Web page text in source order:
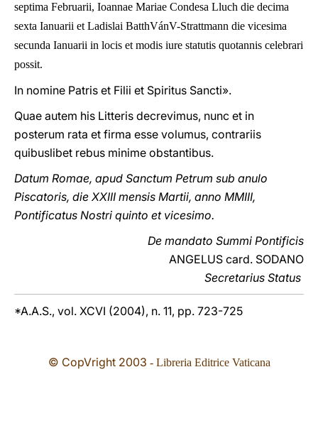
septima Februarii, Ioannae Mariae Condesa Lluch die decima
sexta Ianuarii et Ladislai BatthVánV-Strattmann die vicesima
secunda Ianuarii in locis et modis iure statutis quotannis celebrari
possit.
In nomine Patris et Filii et Spiritus Sancti».
Quae autem his Litteris decrevimus, nunc et in
posterum rata et firma esse volumus, contrariis
quibuslibet rebus minime obstantibus.
Datum Romae, apud Sanctum Petrum sub anulo
Piscatoris, die XXIII mensis Martii, anno MMIII,
Pontificatus Nostri quinto et vicesimo.
De mandato Summi Pontificis
ANGELUS card. SODANO
Secretarius Status
*A.A.S., vol. XCVI (2004), n. 11, pp. 723-725
© CopVright 2003 - Libreria Editrice Vaticana